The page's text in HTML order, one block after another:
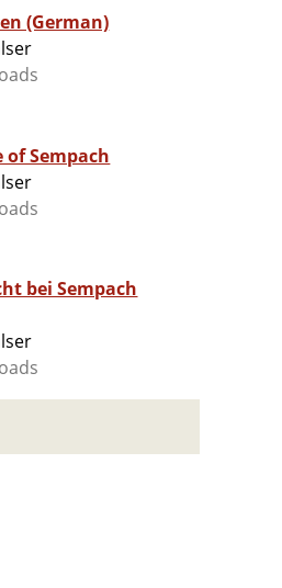
(German)
of Sempach
bei Sempach